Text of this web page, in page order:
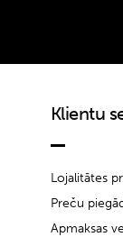
Klientu
Lojalitātes
Preču
Apmaksas